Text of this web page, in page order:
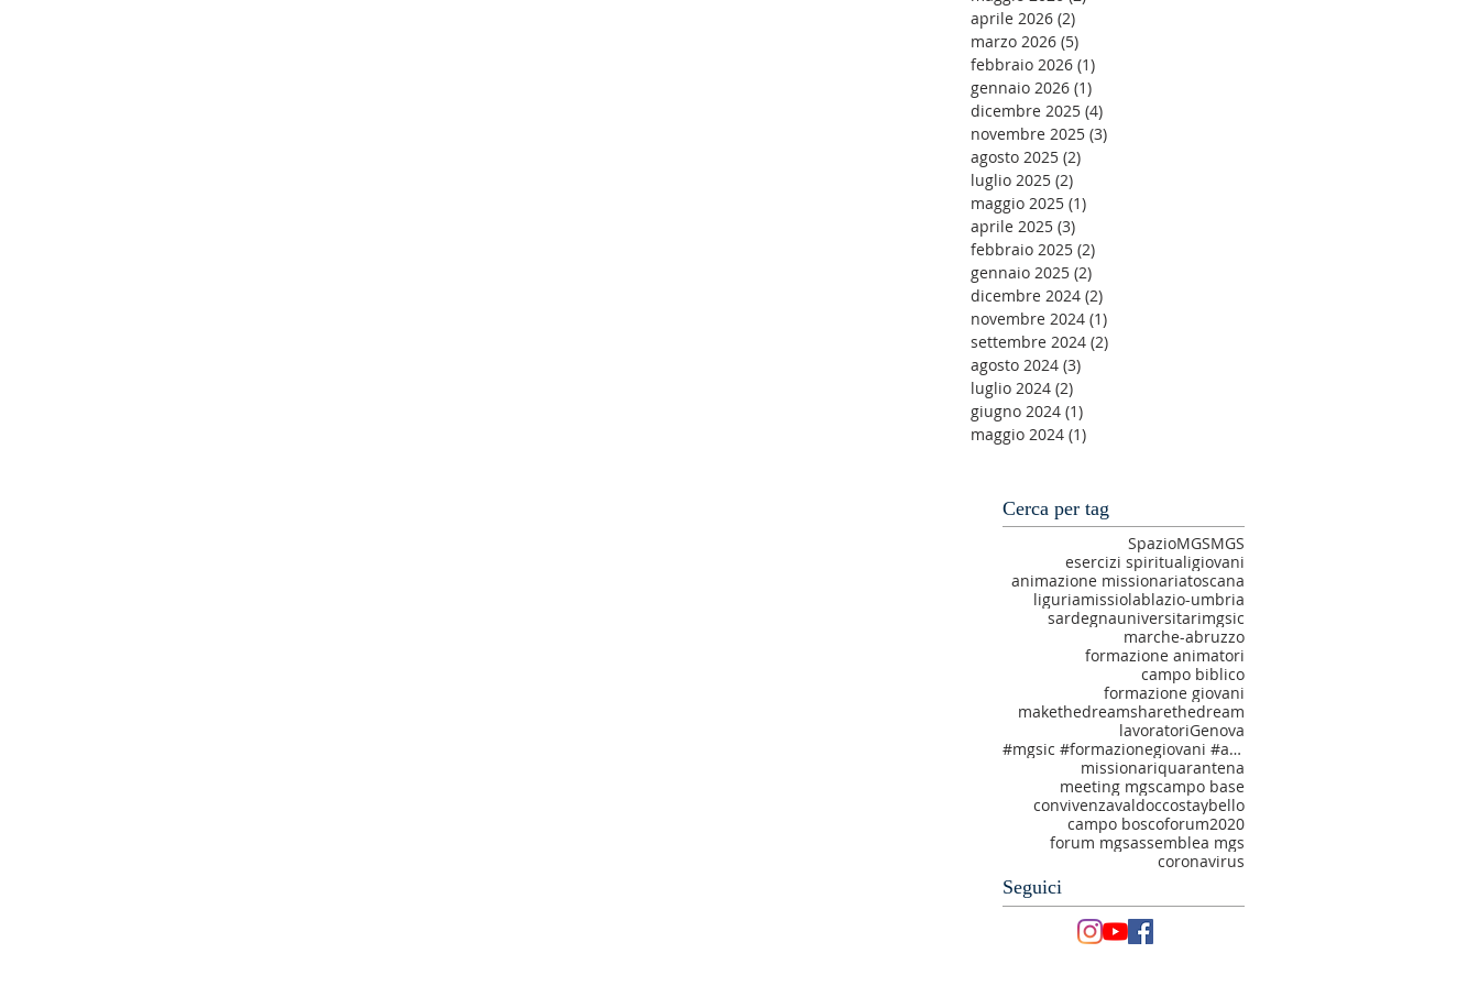
aprile 2026 (2)
marzo 2026 (5)
febbraio 2026 (1)
gennaio 2026 (1)
dicembre 2025 (4)
novembre 2025 (3)
agosto 2025 (2)
luglio 2025 (2)
maggio 2025 (1)
aprile 2025 (3)
febbraio 2025 (2)
gennaio 2025 (2)
dicembre 2024 (2)
novembre 2024 (1)
settembre 2024 (2)
agosto 2024 (3)
luglio 2024 (2)
giugno 2024 (1)
maggio 2024 (1)
Cerca per tag
SpazioMGSMGS
esercizi spiritualigiovani
animazione missionariatoscana
liguriamissiolablazio-umbria
sardegnauniversitarimgsic
marche-abruzzo
formazione animatori
campo biblico
formazione giovani
makethedreamsharethedream
lavoratoriGenova
#mgsic #formazionegiovani #amatiechiamati #makethedream
missionariquarantena
meeting mgscampo base
convivenzavaldoccostaybello
campo boscoforum2020
forum mgsassemblea mgs
coronavirus
Seguici